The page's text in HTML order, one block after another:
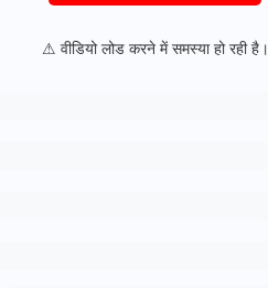
⚠ वीडियो लोड करने में समस्या हो रही है।